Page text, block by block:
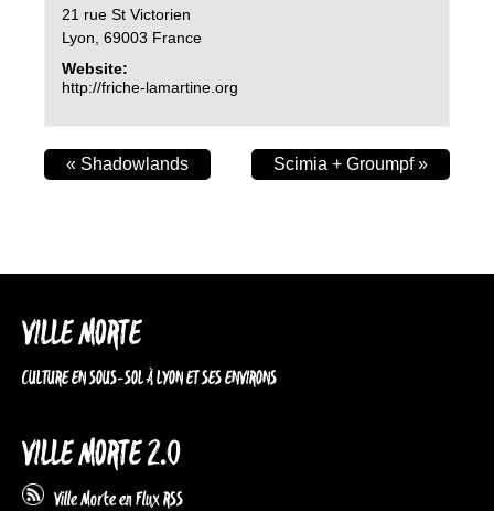
21 rue St Victorien
Lyon 69003 France
Website:
http://friche-lamartine.org
« Shadowlands Scimia + Groumpf»
VILLE MORTE
CULTURE EN SOUS-SOL À LYON ET SES ENVIRONS
VILLE MORTE 2.0
Ville Morte en Flux RSS